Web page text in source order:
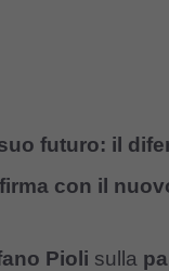
futuro: il
con il
Pioli sulla